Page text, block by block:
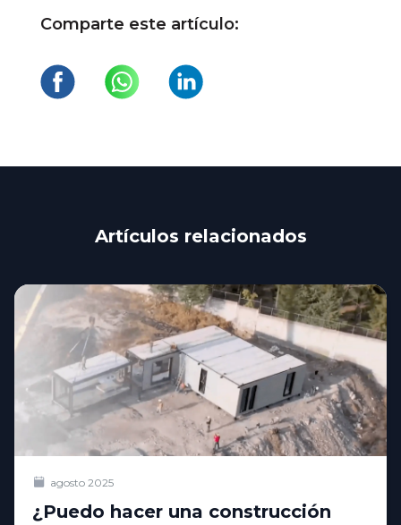
Comparte este artículo:
Artículos relacionados
agosto 2025
¿Puedo hacer una construcción